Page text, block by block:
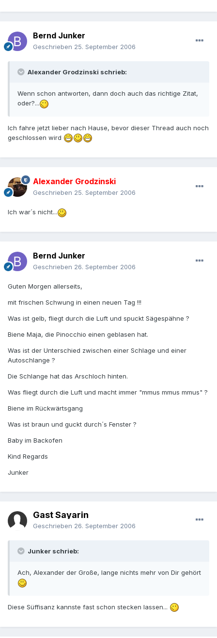
Bernd Junker
Geschrieben 25. September 2006
Alexander Grodzinski schrieb:
Wenn schon antworten, dann doch auch das richtige Zitat,
oder?...
Ich fahre jetzt lieber nach Hause, bevor dieser Thread auch noch
geschlossen wird
Alexander Grodzinski
Geschrieben 25. September 2006
Ich war´s nicht...
Bernd Junker
Geschrieben 26. September 2006
Guten Morgen allerseits,
mit frischen Schwung in einen neuen Tag !!!
Was ist gelb, fliegt durch die Luft und spuckt Sägespähne ?
Biene Maja, die Pinocchio einen geblasen hat.
Was ist der Unterschied zwischen einer Schlage und einer
Autoschlange ?
Die Schlange hat das Arschloch hinten.
Was fliegt durch die Luft und macht immer "mmus mmus mmus" ?
Biene im Rückwärtsgang
Was ist braun und guckt durch´s Fenster ?
Baby im Backofen
Kind Regards
Junker
Gast Sayarin
Geschrieben 26. September 2006
Junker schrieb:
Ach, Alexander der Große, lange nichts mehr von Dir gehört
Diese Süffisanz kannste fast schon stecken lassen...